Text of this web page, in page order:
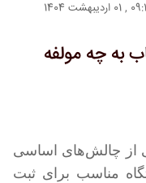
1404
به چه مولفه
از چالش‌های اساسی
مناسب برای ثبت